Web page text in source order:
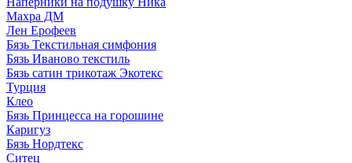
Махра ДМ
Лен Ерофеев
Бязь Текстильная симфония
Бязь Иваново текстиль
Бязь сатин трикотаж Экотекс
Турция
Клео
Бязь Принцесса на горошине
Каригуз
Бязь Нордтекс
Ситец